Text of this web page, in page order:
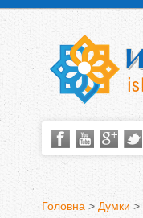
Головна > Думки >